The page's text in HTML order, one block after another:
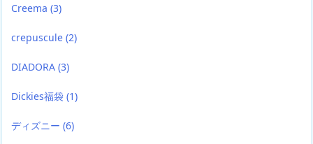
Creema (3)
crepuscule (2)
DIADORA (3)
Dickies福袋 (1)
ディズニー (6)